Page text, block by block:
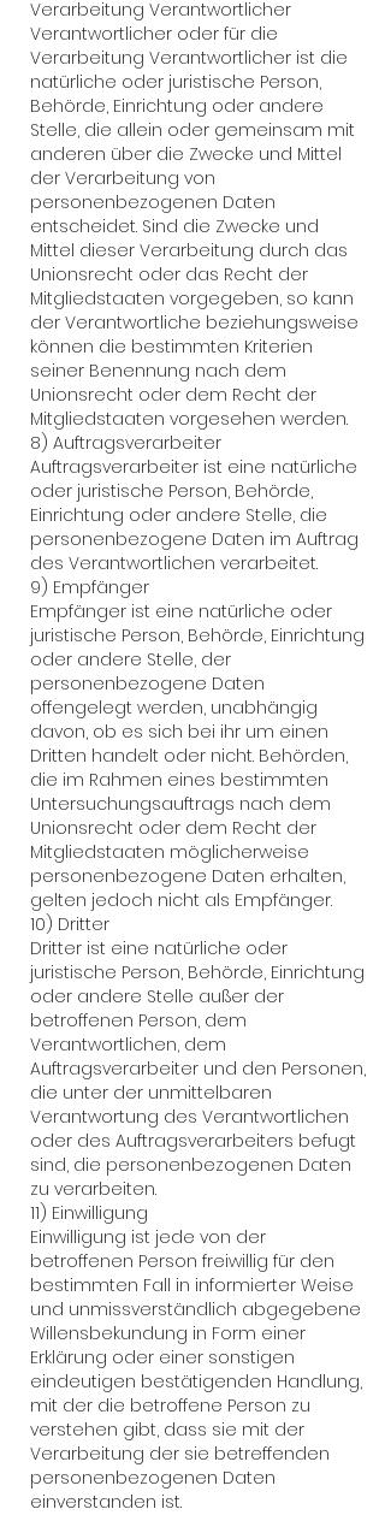
Verarbeitung Verantwortlicher
Verantwortlicher oder für die
Verarbeitung Verantwortlicher ist die
natürliche oder juristische Person,
Behörde, Einrichtung oder andere
Stelle, die allein oder gemeinsam mit
anderen über die Zwecke und Mittel
der Verarbeitung von
personenbezogenen Daten
entscheidet. Sind die Zwecke und
Mittel dieser Verarbeitung durch das
Unionsrecht oder das Recht der
Mitgliedstaaten vorgegeben, so kann
der Verantwortliche beziehungsweise
können die bestimmten Kriterien
seiner Benennung nach dem
Unionsrecht oder dem Recht der
Mitgliedstaaten vorgesehen werden.
8) Auftragsverarbeiter
Auftragsverarbeiter ist eine natürliche
oder juristische Person, Behörde,
Einrichtung oder andere Stelle, die
personenbezogene Daten im Auftrag
des Verantwortlichen verarbeitet.
9) Empfänger
Empfänger ist eine natürliche oder
juristische Person, Behörde, Einrichtung
oder andere Stelle, der
personenbezogene Daten
offengelegt werden, unabhängig
davon, ob es sich bei ihr um einen
Dritten handelt oder nicht. Behörden,
die im Rahmen eines bestimmten
Untersuchungsauftrags nach dem
Unionsrecht oder dem Recht der
Mitgliedstaaten möglicherweise
personenbezogene Daten erhalten,
gelten jedoch nicht als Empfänger.
10) Dritter
Dritter ist eine natürliche oder
juristische Person, Behörde, Einrichtung
oder andere Stelle außer der
betroffenen Person, dem
Verantwortlichen, dem
Auftragsverarbeiter und den Personen,
die unter der unmittelbaren
Verantwortung des Verantwortlichen
oder des Auftragsverarbeiters befugt
sind, die personenbezogenen Daten
zu verarbeiten.
11) Einwilligung
Einwilligung ist jede von der
betroffenen Person freiwillig für den
bestimmten Fall in informierter Weise
und unmissverständlich abgegebene
Willensbekundung in Form einer
Erklärung oder einer sonstigen
eindeutigen bestätigenden Handlung,
mit der die betroffene Person zu
verstehen gibt, dass sie mit der
Verarbeitung der sie betreffenden
personenbezogenen Daten
einverstanden ist.